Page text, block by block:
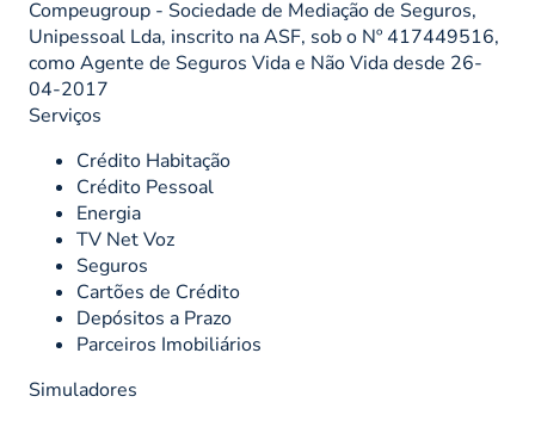
Compeugroup - Sociedade de Mediação de Seguros,
Unipessoal Lda, inscrito na ASF, sob o Nº 417449516,
como Agente de Seguros Vida e Não Vida desde 26-
04-2017
Serviços
Crédito Habitação
Crédito Pessoal
Energia
TV Net Voz
Seguros
Cartões de Crédito
Depósitos a Prazo
Parceiros Imobiliários
Simuladores